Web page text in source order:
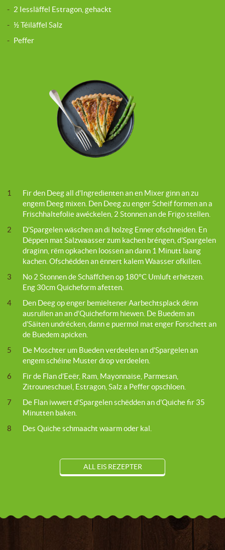
- 2 Iessläffel Estragon, gehackt
- ½ Téiläffel Salz
- Peffer
1
Fir den Deeg all d’Ingredienten an en Mixer ginn an zu
engem Deeg mixen. Den Deeg zu enger Scheif formen an a
Frischhaltefolie awéckelen, 2 Stonnen an de Frigo stellen.
2
D’Spargelen wäschen an di holzeg Enner ofschneiden. En
Dëppen mat Salzwaasser zum kachen bréngen, d’Spargelen
draginn, rëm opkachen loossen an dann 1 Minutt laang
kachen. Ofschëdden an ënnert kalem Waasser ofkillen.
3
No 2 Stonnen de Schäffchen op 180°C Umluft erhëtzen.
Eng 30cm Quicheform afetten.
4
Den Deeg op enger bemieltener Aarbechtsplack dënn
ausrullen an an d’Quicheform hiewen. De Buedem an
d’Säiten undrécken, dann e puermol mat enger Forschett an
de Buedem apicken.
5
De Moschter um Bueden verdeelen an d’Spargelen an
engem schéine Muster drop verdeelen.
6
Fir de Flan d’Eeër, Ram, Mayonnaise, Parmesan,
Zitrouneschuel, Estragon, Salz a Peffer opschloen.
7
De Flan iwwert d’Spargelen schëdden an d’Quiche fir 35
Minutten baken.
8
Des Quiche schmaacht waarm oder kal.
ALL EIS REZEPTER